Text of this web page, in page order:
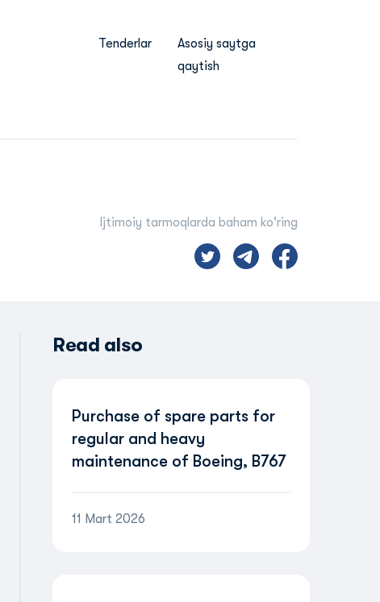
Tenderlar
Asosiy saytga
qaytish
Ijtimoiy tarmoqlarda baham ko'ring
Read also
Purchase of spare parts for
regular and heavy
maintenance of Boeing, B767
11 Mart 2026